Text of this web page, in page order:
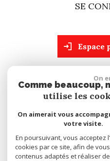
SE
site
© 2026 | Tous droits réservés
Plan du site Mentions légales
Toutes nos
On
Comme beaucoup,
utilise les
On aimerait vous
votre visite.
En poursuivant, vous acceptez
cookies par ce site, afin de
contenus adaptés et réaliser